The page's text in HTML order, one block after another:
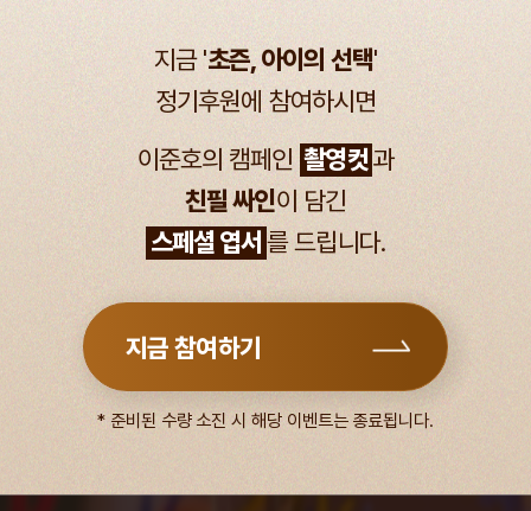
지금 '초즌, 아이의 선택'
정기후원에 참여하시면
이준호의 캠페인 촬영컷과
친필 싸인이 담긴
스페셜 엽서를 드립니다.
지금 참여하기
* 준비된 수량 소진 시 해당 이벤트는 종료됩니다.